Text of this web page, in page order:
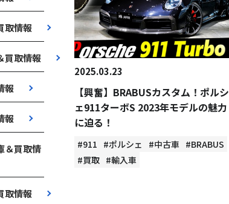
取情報
買取情報
報
報
＆買取情
取情報
2025.03.23
【興奮】BRABUSカスタム！ポルシ
ェ911ターボS 2023年モデルの魅力
に迫る！
#911 #ポルシェ #中古車 #BRABUS
#買取 #輸入車